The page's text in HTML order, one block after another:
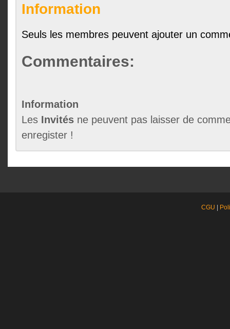
Information
Seuls les membres peuvent ajouter un
Commentaires:
Information
Les Invités ne peuvent pas laisser de
enregister !
CGU